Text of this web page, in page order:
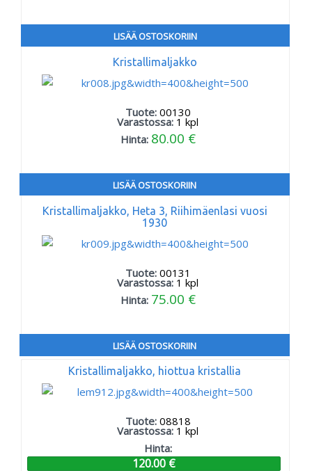
LISÄÄ OSTOSKORIIN
Kristallimaljakko
Tuote: 00130
Varastossa: 1 kpl
Hinta: 80.00 €
LISÄÄ OSTOSKORIIN
Kristallimaljakko, Heta 3, Riihimäenlasi vuosi
1930
Tuote: 00131
Varastossa: 1 kpl
Hinta: 75.00 €
LISÄÄ OSTOSKORIIN
Kristallimaljakko, hiottua kristallia
Tuote: 08818
Varastossa: 1 kpl
Hinta:
120.00 €